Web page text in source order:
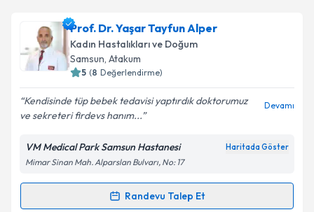
Takvim Talebini Gönder
Op. Dr. Hilal Mürüvvet Bulut Aydemir
takvimi talebi oluşturun. Size bu uzmandan randevu
almanız için bir takvim hazırlandığında e-posta ile
bilgilendireceğiz.
E-posta Adresiniz
Kişisel verilerimin işlenmesine ilişkin
Metni'ni okudum ve kişisel verilerimin belirtilen
kapsamda işlenmesini kabul ediyorum.
Prof. Dr. Yaşar Tayfun Alper
Kadın Hastalıkları ve Doğum
Samsun, Atakum
5 (8 Değerlendirme)
Kendisinde tüp bebek tedavisi yaptırdık doktorumuz
ve sekreteri firdevs hanım...
Devamı
VM Medical Park Samsun Hastanesi Haritada Göster
Mimar Sinan Mah. Alparslan Bulvarı, No: 17
Randevu Talep Et
Randevu Takvimi Talebi